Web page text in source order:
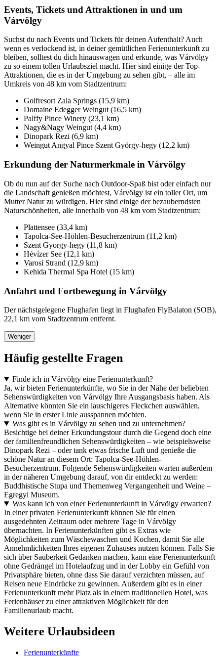
Events, Tickets und Attraktionen in und um
Várvölgy
Suchst du nach Events und Tickets für deinen Aufenthalt? Auch
wenn es verlockend ist, in deiner gemütlichen Ferienunterkunft zu
bleiben, solltest du dich hinauswagen und erkunde, was Várvölgy
zu so einem tollen Urlaubsziel macht. Hier sind einige der Top-
Attraktionen, die es in der Umgebung zu sehen gibt, – alle im
Umkreis von 48 km vom Stadtzentrum:
Golfresort Zala Springs (15,9 km)
Domaine Edegger Weingut (16,5 km)
Palffy Pince Winery (23,1 km)
Nagy&Nagy Weingut (4,4 km)
Dinopark Rezi (6,9 km)
Weingut Angyal Pince Szent György-hegy (12,2 km)
Erkundung der Naturmerkmale in Várvölgy
Ob du nun auf der Suche nach Outdoor-Spaß bist oder einfach nur
die Landschaft genießen möchtest, Várvölgy ist ein toller Ort, um
Mutter Natur zu würdigen. Hier sind einige der bezauberndsten
Naturschönheiten, alle innerhalb von 48 km vom Stadtzentrum:
Plattensee (33,4 km)
Tapolca-See-Höhlen-Besucherzentrum (11,2 km)
Szent Gyorgy-hegy (11,8 km)
Hévízer See (12,1 km)
Varosi Strand (12,9 km)
Kehida Thermal Spa Hotel (15 km)
Anfahrt und Fortbewegung in Várvölgy
Der nächstgelegene Flughafen liegt in Flughafen FlyBalaton (SOB),
22,1 km vom Stadtzentrum entfernt.
Weniger
Häufig gestellte Fragen
Finde ich in Várvölgy eine Ferienunterkunft?
Ja, wir bieten Ferienunterkünfte, wo Sie in der Nähe der beliebten
Sehenswürdigkeiten von Várvölgy Ihre Ausgangsbasis haben. Als
Alternative könnten Sie ein lauschigeres Fleckchen auswählen,
wenn Sie in erster Linie ausspannen möchten.
Was gibt es in Várvölgy zu sehen und zu unternehmen?
Besichtige bei deiner Erkundungstour durch die Gegend doch eine
der familienfreundlichen Sehenswürdigkeiten – wie beispielsweise
Dinopark Rezi – oder tank etwas frische Luft und genieße die
schöne Natur an diesem Ort: Tapolca-See-Höhlen-
Besucherzentrum. Folgende Sehenswürdigkeiten warten außerdem
in der näheren Umgebung darauf, von dir entdeckt zu werden:
Buddhistische Stupa und Themenweg Vergangenheit und Weine –
Egregyi Museum.
Was kann ich von einer Ferienunterkunft in Várvölgy erwarten?
In einer privaten Ferienunterkunft können Sie für einen
ausgedehnten Zeitraum oder mehrere Tage in Várvölgy
übernachten. In Ferienunterkünften gibt es Extras wie
Möglichkeiten zum Wäschewaschen und Kochen, damit Sie alle
Annehmlichkeiten Ihres eigenen Zuhauses nutzen können. Falls Sie
sich über Sauberkeit Gedanken machen, kann eine Ferienunterkunft
ohne Gedrängel im Hotelaufzug und in der Lobby ein Gefühl von
Privatsphäre bieten, ohne dass Sie darauf verzichten müssen, auf
Reisen neue Eindrücke zu gewinnen. Außerdem gibt es in einer
Ferienunterkunft mehr Platz als in einem traditionellen Hotel, was
Ferienhäuser zu einer attraktiven Möglichkeit für den
Familienurlaub macht.
Weitere Urlaubsideen
Ferienunterkünfte